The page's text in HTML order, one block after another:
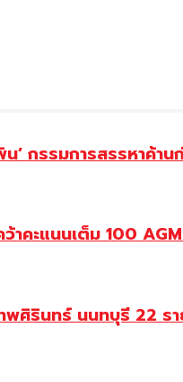
’ กรรมการสรรหาค้า
าคะแนนเต็ม 100
พศิรินทร์ นนทบุรี 22